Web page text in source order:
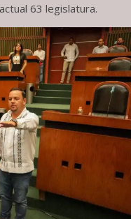
63 legislatura.